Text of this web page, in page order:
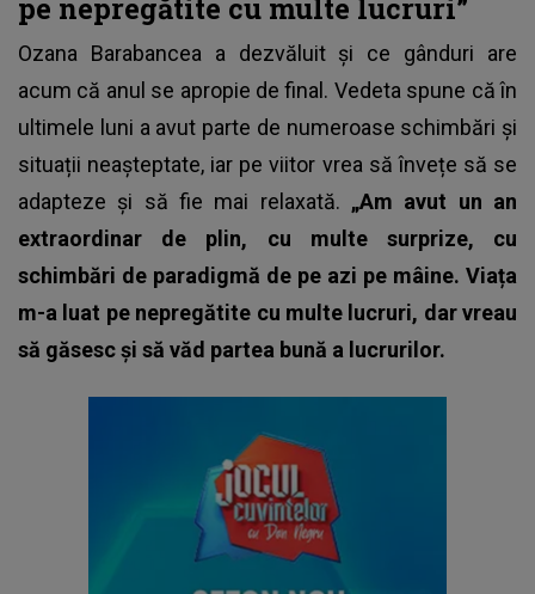
pe nepregătite cu multe lucruri”
Ozana Barabancea a dezvăluit și ce gânduri are
acum că anul se apropie de final. Vedeta spune că în
ultimele luni a avut parte de numeroase schimbări și
situații neașteptate, iar pe viitor vrea să învețe să se
adapteze și să fie mai relaxată. „Am avut un an
extraordinar de plin, cu multe surprize, cu
schimbări de paradigmă de pe azi pe mâine. Viața
m-a luat pe nepregătite cu multe lucruri, dar vreau
să găsesc și să văd partea bună a lucrurilor.